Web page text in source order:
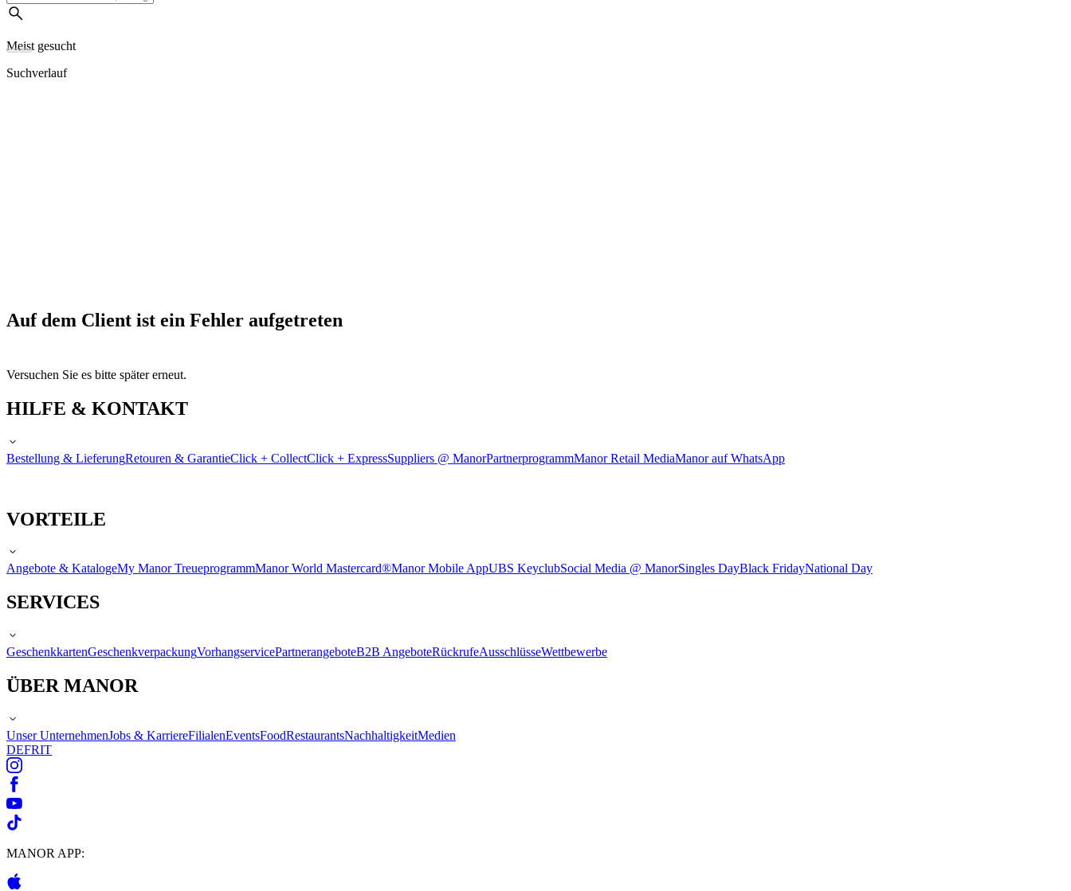
Meist gesucht
Suchverlauf
Auf dem Client ist ein Fehler aufgetreten
Versuchen Sie es bitte später erneut.
HILFE & KONTAKT
Bestellung & LieferungRetouren & GarantieClick + CollectClick + ExpressSuppliers @ ManorPartnerprogrammManor Retail MediaManor auf WhatsApp
VORTEILE
Angebote & KatalogeMy Manor TreueprogrammManor World Mastercard®Manor Mobile AppUBS KeyclubSocial Media @ ManorSingles DayBlack FridayNational Day
SERVICES
GeschenkkartenGeschenkverpackungVorhangservicePartnerangeboteB2B AngeboteRückrufeAusschlüsseWettbewerbe
ÜBER MANOR
Unser UnternehmenJobs & KarriereFilialenEventsFoodRestaurantsNachhaltigkeitMedien
DEFRIT
MANOR APP: